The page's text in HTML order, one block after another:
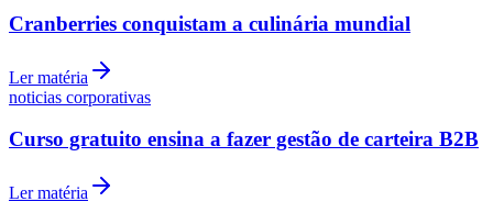
Cranberries conquistam a culinária mundial
Ler matéria
noticias corporativas
Curso gratuito ensina a fazer gestão de carteira B2B
Ler matéria